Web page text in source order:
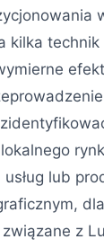
kilka technik
lub
z